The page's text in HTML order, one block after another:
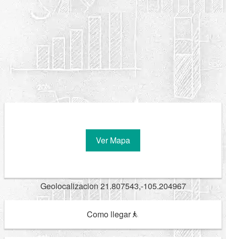
Ver Mapa
Geolocalizacion 21.807543,-105.204967
Como llegar